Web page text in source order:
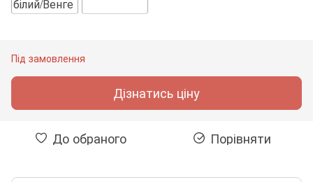
Під замовлення
Дізнатись ціну
До обраного Порівняти